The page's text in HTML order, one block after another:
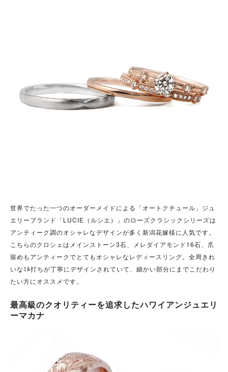
世界でたった一つのオーダーメイドによる「オートクチュール」ジュ
エリーブランド「LUCIE （ルシエ）」のローズクラシックシリーズは
アンティーク調のオシャレなデザインが多く新潟花嫁様に人気です。
こちらのクロシェはメインストーン3石、メレダイアモンド16石、爪
留めもアンティークでとてもオシャレなレディースリング。全周きれ
いなﾐﾙ打ちが丁寧にデザインされていて、細かい部分にまでこだわり
たい方にオススメです。
最高級のクオリティーを追求したハワイアンジュエリ
ーマカナ